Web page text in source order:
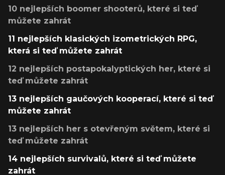
10 nejlepších boomer shooterů, které si teď
můžete zahrát
11 nejlepších klasických izometrických RPG,
která si teď můžete zahrát
12 nejlepších postapokalyptických her, které si
teď můžete zahrát
13 nejlepších gaučových kooperací, které si teď
můžete zahrát
13 nejlepších her s otevřeným světem, které si
teď můžete zahrát
14 nejlepších survivalů, které si teď můžete
zahrát